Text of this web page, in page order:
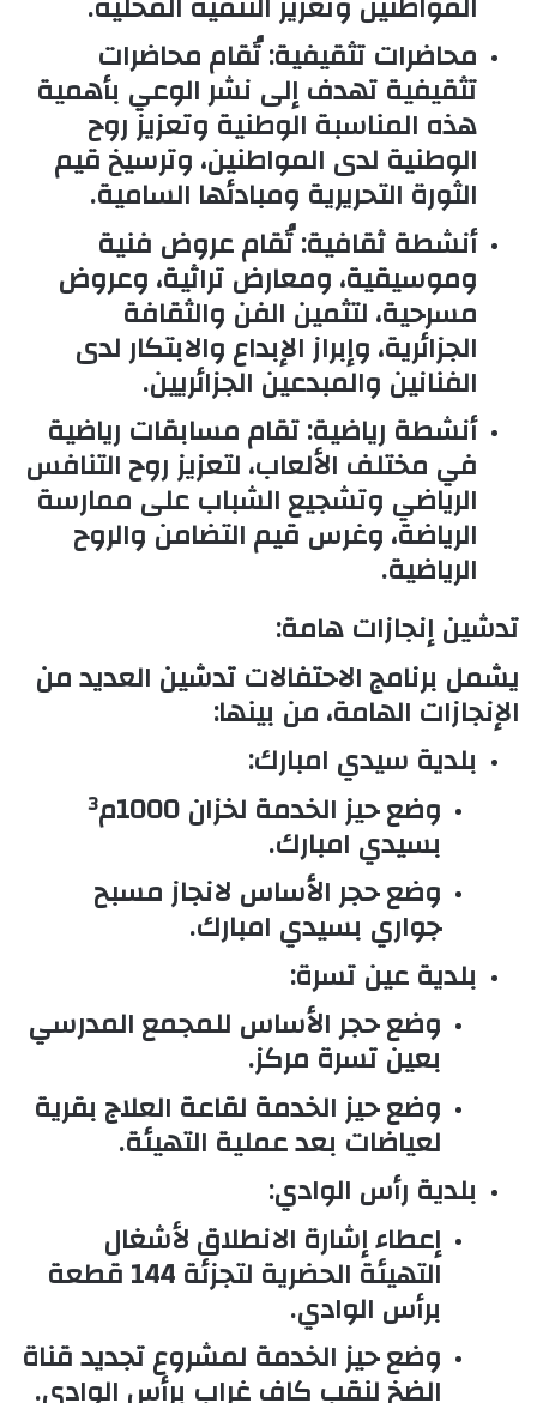
محاضرات تثقيفية:تُقام محاضرات
تثقيفية تهدف إلى نشر الوعي بأهمية
هذه المناسبة الوطنية وتعزيز روح
الوطنية لدى المواطنين، وترسيخ قيم
الثورة التحريرية ومبادئها السامية.
أنشطة ثقافية:تُقام عروض فنية
وموسيقية، ومعارض تراثية، وعروض
مسرحية، لتثمين الفن والثقافة
الجزائرية، وإبراز الإبداع والابتكار لدى
الفنانين والمبدعين الجزائريين.
أنشطة رياضية:تقام مسابقات رياضية
في مختلف الألعاب، لتعزيز روح التنافس
الرياضي وتشجيع الشباب على ممارسة
الرياضة، وغرس قيم التضامن والروح
الرياضية.
تدشين إنجازات هامة:
يشمل برنامج الاحتفالات تدشين العديد من
الإنجازات الهامة، من بينها:
بلدية سيدي امبارك:
وضع حيز الخدمة لخزان 1000م³
بسيدي امبارك.
وضع حجر الأساس لانجاز مسبح
جواري بسيدي امبارك.
بلدية عين تسرة:
وضع حجر الأساس للمجمع المدرسي
بعين تسرة مركز.
وضع حيز الخدمة لقاعة العلاج بقرية
لعياضات بعد عملية التهيئة.
بلدية رأس الوادي:
إعطاء إشارة الانطلاق لأشغال
التهيئة الحضرية لتجزئة 144 قطعة
برأس الوادي.
وضع حيز الخدمة لمشروع تجديد قناة
الضخ لنقب كاف غراب برأس الوادي.